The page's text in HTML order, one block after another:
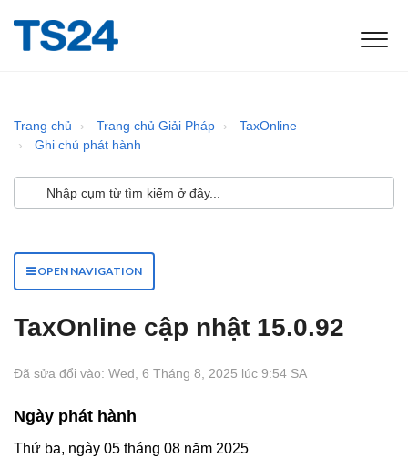
Trang chủ Trang chủ Giải Pháp
TaxOnline
Ghi chú phát hành
OPEN NAVIGATION
TaxOnline cập nhật 15.0.92
Đã sửa đổi vào: Wed, 6 Tháng 8, 2025 lúc 9:54 SA
Ngày phát hành
Thứ ba, ngày 05 tháng 08 năm 2025